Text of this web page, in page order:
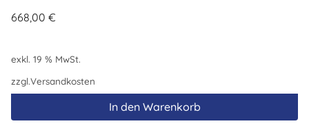
668,00 €
exkl. 19 % MwSt.
zzgl.Versandkosten
In den Warenkorb